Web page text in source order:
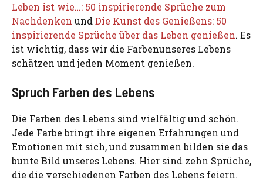
Leben ist wie…: 50 inspirierende Sprüche zum
Nachdenken und Die Kunst des Genießens: 50
inspirierende Sprüche über das Leben genießen. Es
ist wichtig, dass wir die Farbenunseres Lebens
schätzen und jeden Moment genießen.
Spruch Farben des Lebens
Die Farben des Lebens sind vielfältig und schön.
Jede Farbe bringt ihre eigenen Erfahrungen und
Emotionen mit sich, und zusammen bilden sie das
bunte Bild unseres Lebens. Hier sind zehn Sprüche,
die die verschiedenen Farben des Lebens feiern.